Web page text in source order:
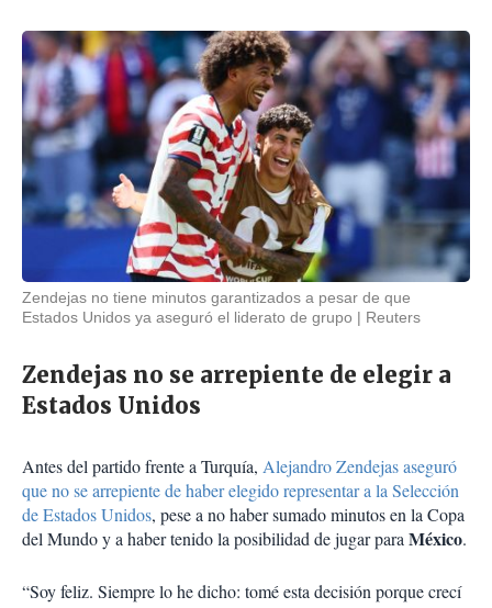
Zendejas no tiene minutos garantizados a pesar de que
Estados Unidos ya aseguró el liderato de grupo
Reuters
Zendejas no se arrepiente de elegir a
Estados Unidos
Antes del partido frente a Turquía, Alejandro Zendejas aseguró
que no se arrepiente de haber elegido representar a la Selección
de Estados Unidos, pese a no haber sumado minutos en la Copa
del Mundo y a haber tenido la posibilidad de jugar paraMéxico.
“Soy feliz. Siempre lo he dicho: tomé esta decisión porque crecí